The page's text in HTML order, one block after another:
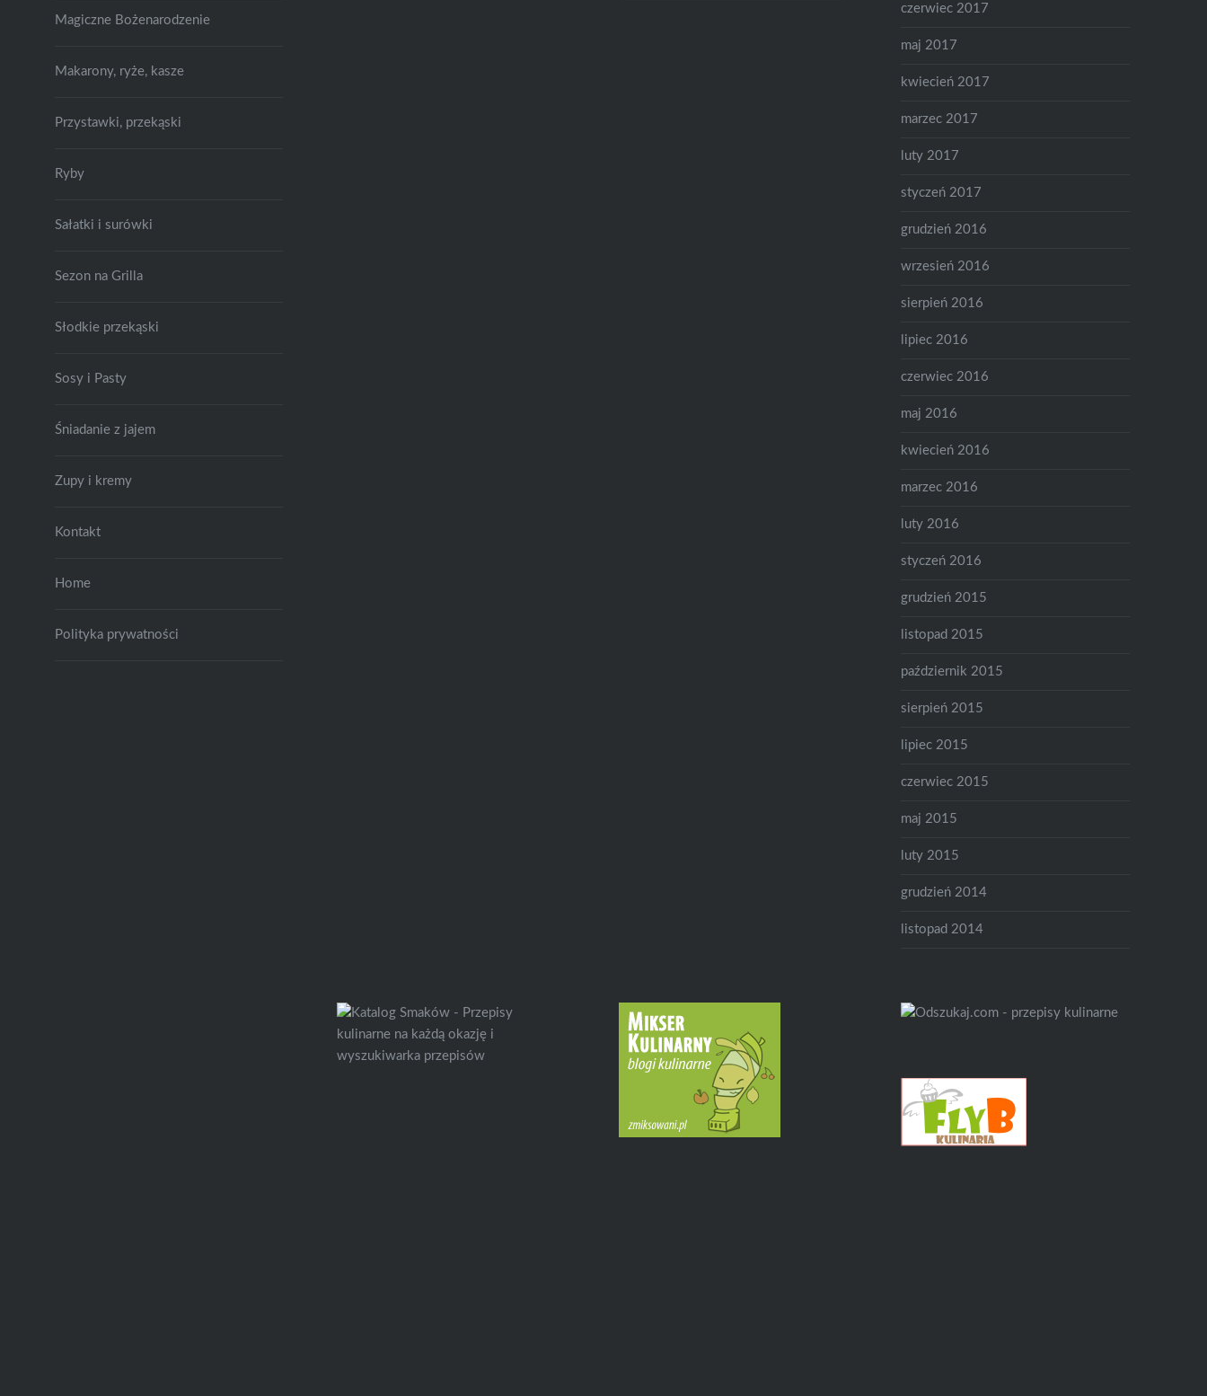
Magiczne Bożenarodzenie
Makarony, ryże, kasze
Przystawki, przekąski
Ryby
Sałatki i surówki
Sezon na Grilla
Słodkie przekąski
Sosy i Pasty
Śniadanie z jajem
Zupy i kremy
Kontakt
Home
Polityka prywatności
czerwiec 2017
maj 2017
kwiecień 2017
marzec 2017
luty 2017
styczeń 2017
grudzień 2016
wrzesień 2016
sierpień 2016
lipiec 2016
czerwiec 2016
maj 2016
kwiecień 2016
marzec 2016
luty 2016
styczeń 2016
grudzień 2015
listopad 2015
październik 2015
sierpień 2015
lipiec 2015
czerwiec 2015
maj 2015
luty 2015
grudzień 2014
listopad 2014